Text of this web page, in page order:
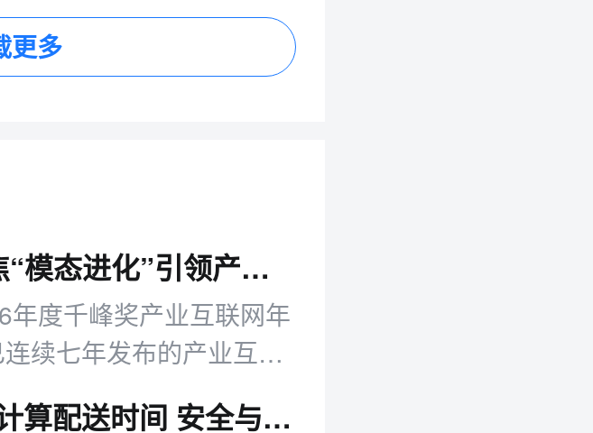
更多
2026千峰奖评选启动 聚焦“模态进化”引领产业互联网新浪潮
年度千峰奖产业互联网年
续七年发布的产业互联
零售日报：外卖平台重新计算配送时间 安全与效率再平衡